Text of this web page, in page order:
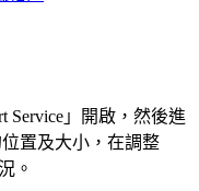
Service」開啟，然後進
位置及大小，在調整
。